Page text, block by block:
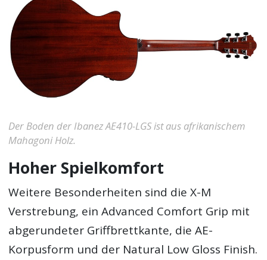
Der Boden der Ibanez AE410-LGS ist aus afrikanischem
Mahagoni Holz.
Hoher Spielkomfort
Weitere Besonderheiten sind die X-M
Verstrebung, ein Advanced Comfort Grip mit
abgerundeter Griffbrettkante, die AE-
Korpusform und der Natural Low Gloss Finish.